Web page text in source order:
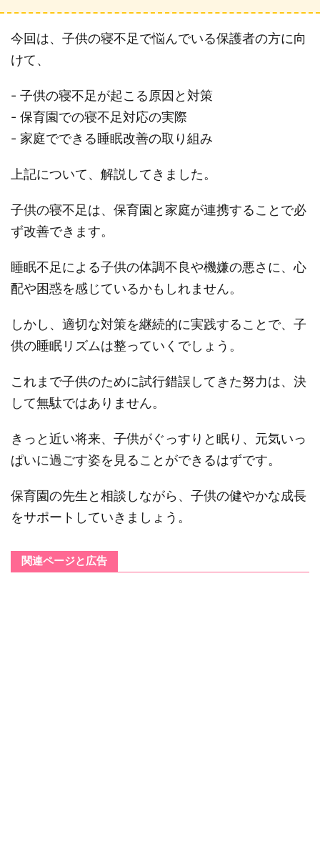
今回は、子供の寝不足で悩んでいる保護者の方に向
けて、
- 子供の寝不足が起こる原因と対策
- 保育園での寝不足対応の実際
- 家庭でできる睡眠改善の取り組み
上記について、解説してきました。
子供の寝不足は、保育園と家庭が連携することで必
ず改善できます。
睡眠不足による子供の体調不良や機嫌の悪さに、心
配や困惑を感じているかもしれません。
しかし、適切な対策を継続的に実践することで、子
供の睡眠リズムは整っていくでしょう。
これまで子供のために試行錯誤してきた努力は、決
して無駄ではありません。
きっと近い将来、子供がぐっすりと眠り、元気いっ
ぱいに過ごす姿を見ることができるはずです。
保育園の先生と相談しながら、子供の健やかな成長
をサポートしていきましょう。
関連ページと広告